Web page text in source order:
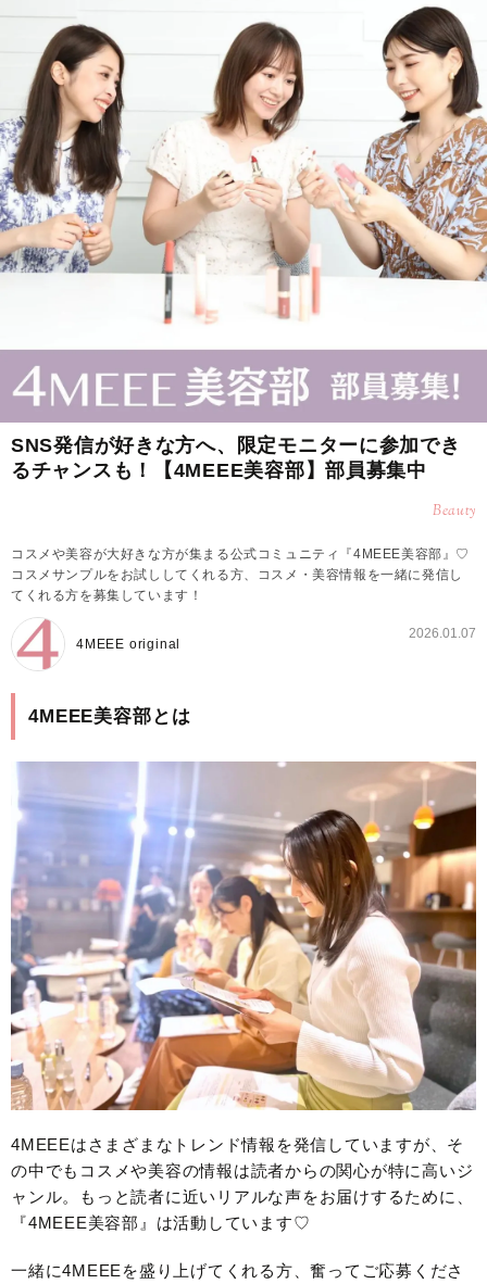
SNS発信が好きな方へ、限定モニターに参加でき
るチャンスも！【4MEEE美容部】部員募集中
Beauty
コスメや美容が大好きな方が集まる公式コミュニティ『4MEEE美容部』♡
コスメサンプルをお試ししてくれる方、コスメ・美容情報を一緒に発信し
てくれる方を募集しています！
4MEEE original
2026.01.07
4MEEE美容部とは
4MEEEはさまざまなトレンド情報を発信していますが、そ
の中でもコスメや美容の情報は読者からの関心が特に高いジ
ャンル。もっと読者に近いリアルな声をお届けするために、
『4MEEE美容部』は活動しています♡
一緒に4MEEEを盛り上げてくれる方、奮ってご応募くださ